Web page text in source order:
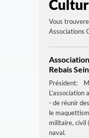
Vous
Associations
Rebais
Président:
L'association
- de réunir
le
militaire, civil
naval.